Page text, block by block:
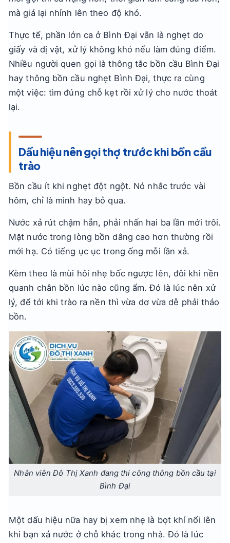
mà giá lại nhỉnh lên theo độ khó.
Thực tế, phần lớn ca ở Bình Đại vẫn là nghẹt do
giấy và dị vật, xử lý không khó nếu làm đúng điểm.
Nhiều người quen gọi là thông tắc bồn cầu Bình Đại
hay thông bồn cầu nghẹt Bình Đại, thực ra cùng
một việc: tìm đúng chỗ kẹt rồi xử lý cho nước thoát
lại.
Dấu hiệu nên gọi thợ trước khi bồn cầu
trào
Bồn cầu ít khi nghẹt đột ngột. Nó nhắc trước vài
hôm, chỉ là mình hay bỏ qua.
Nước xả rút chậm hẳn, phải nhấn hai ba lần mới trôi.
Mặt nước trong lòng bồn dâng cao hơn thường rồi
mới hạ. Có tiếng ục ục trong ống mỗi lần xả.
Kèm theo là mùi hôi nhẹ bốc ngược lên, đôi khi nền
quanh chân bồn lúc nào cũng ẩm. Đó là lúc nên xử
lý, để tới khi trào ra nền thì vừa dơ vừa dễ phải tháo
bồn.
Nhân viên Đô Thị Xanh đang thi công thông bồn cầu tại
Bình Đại
Một dấu hiệu nữa hay bị xem nhẹ là bọt khí nổi lên
khi bạn xả nước ở chỗ khác trong nhà. Đó là lúc